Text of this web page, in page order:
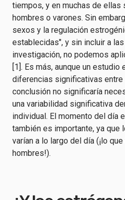
tiempos, y en muchas de ellas
hombres o varones. Sin
sexos y la regulación
establecidas", y sin incluir a
investigación, no podemos
[1]. Es más, aunque un estudio
diferencias significativas entre
conclusión no significaría
una variabilidad significativa
individual. El momento del día
también es importante, ya que
varían a lo largo del día (¡lo
hombres!).